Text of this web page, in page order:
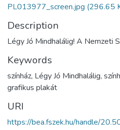
PL013977_screen.jpg (296.65
Description
Légy Jó Mindhalálig! A Nemzeti
Keywords
színház, Légy Jó Mindhalálig,
grafikus plakát
URI
https://bea.fszek.hu/handle/